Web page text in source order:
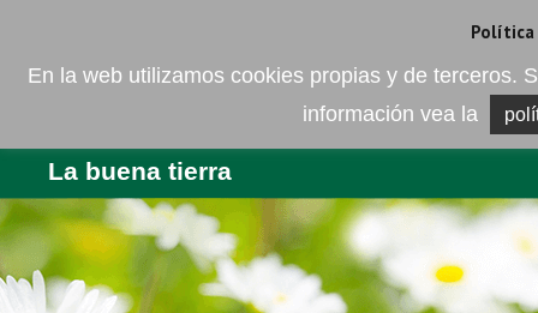
La buena tierra
EMPRESA PRODUCTOS
Política
En la web utilizamos cookies propias y de terceros.
información vea la